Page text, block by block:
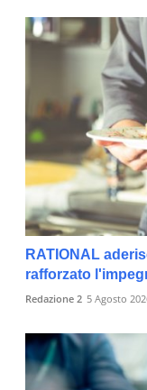
RATIONAL
rafforzato
Redazione 2 5 Agosto